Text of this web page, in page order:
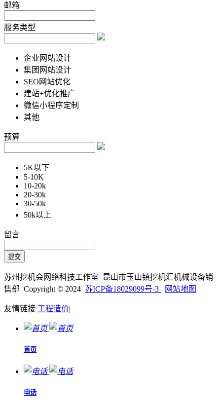
邮箱
服务类型
企业网站设计
集团网站设计
SEO网站优化
建站+优化推广
微信小程序定制
其他
预算
5K以下
5-10K
10-20k
20-30k
30-50k
50k以上
留言
苏州挖机会网络科技工作室 昆山市玉山镇挖机汇机械设备销
售部 Copyright © 2024 苏ICP备18029099号-3 网站地图
友情链接 工程造价|
首页
电话